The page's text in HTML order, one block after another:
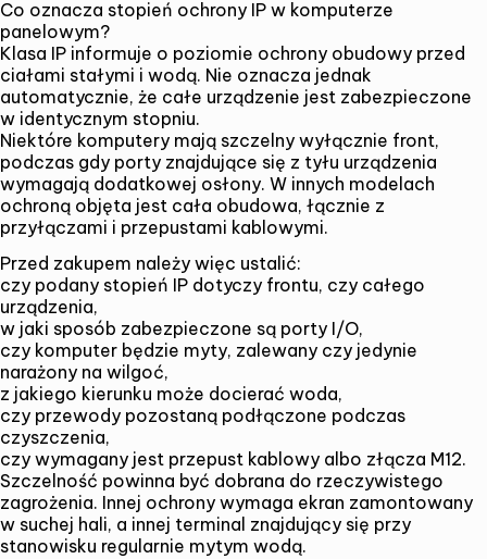
Co oznacza stopień ochrony IP w komputerze
panelowym?
Klasa IP informuje o poziomie ochrony obudowy przed
ciałami stałymi i wodą. Nie oznacza jednak
automatycznie, że całe urządzenie jest zabezpieczone
w identycznym stopniu.
Niektóre komputery mają szczelny wyłącznie front,
podczas gdy porty znajdujące się z tyłu urządzenia
wymagają dodatkowej osłony. W innych modelach
ochroną objęta jest cała obudowa, łącznie z
przyłączami i przepustami kablowymi.
Przed zakupem należy więc ustalić:
czy podany stopień IP dotyczy frontu, czy całego
urządzenia,
w jaki sposób zabezpieczone są porty I/O,
czy komputer będzie myty, zalewany czy jedynie
narażony na wilgoć,
z jakiego kierunku może docierać woda,
czy przewody pozostaną podłączone podczas
czyszczenia,
czy wymagany jest przepust kablowy albo złącza M12.
Szczelność powinna być dobrana do rzeczywistego
zagrożenia. Innej ochrony wymaga ekran zamontowany
w suchej hali, a innej terminal znajdujący się przy
stanowisku regularnie mytym wodą.